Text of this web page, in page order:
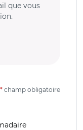
que vous
* champ obligatoire